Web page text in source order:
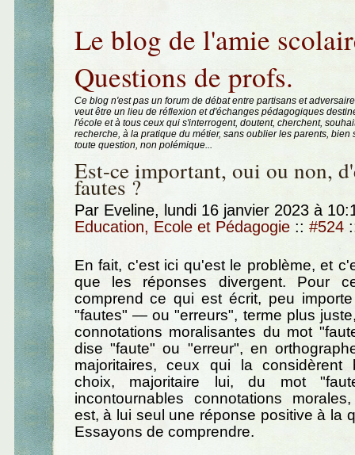
Le blog de l'amie
Questions de profs.
Ce blog n'est pas un forum de débat entre partisans et
veut être un lieu de réflexion et d'échanges pédagogiques
l'école et à tous ceux qui s'interrogent, doutent, cherchent,
recherche, à la pratique du métier, sans oublier les parents, bien
toute question, non polémique...
Est-ce important, oui ou non,
fautes ?
Par Eveline, lundi 16 janvier 2023 à
Education, Ecole et Pédagogie :: #524
En fait, c'est ici qu'est le problème, et
que les réponses divergent. Pour
comprend ce qui est écrit, peu
"fautes" — ou "erreurs", terme plus
connotations moralisantes du mot
dise "faute" ou "erreur", en
majoritaires, ceux qui la considèrent
choix, majoritaire lui, du mot
incontournables connotations
est, à lui seul une réponse positive à la
Essayons de comprendre.